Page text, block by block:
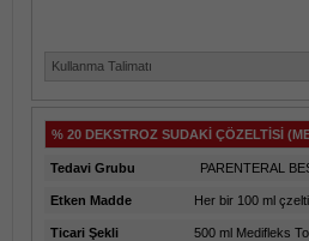
Kullanma Talimatı
% 20 DEKSTROZ SUDAKİ ÇÖZELTİSİ
Tedavi Grubu PARENTERAL
Etken Madde Her bir 100 ml
Ticari Şekli 500 ml Medifleks